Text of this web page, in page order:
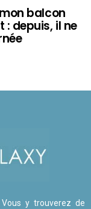
balcon
depuis, il ne
y trouverez de